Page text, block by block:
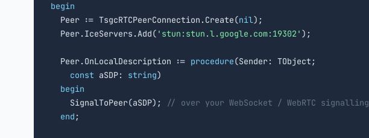
begin
Peer := TsgcRTCPeerConnection.Create(nil);
  Peer.IceServers.Add(
'stun:stun.l.google.com:19302' );
  Peer.OnLocalDescription :=
procedure(Sender: TObject;
const aSDP: string)
begin
    SignalToPeer(aSDP);
// over your WebSocket / WebRTC signalling
end ;